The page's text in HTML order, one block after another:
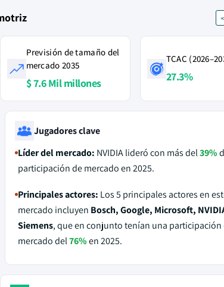
Previsión de tamaño del
mercado 2035
$ 7.6 Mil millones
TCAC
27.3%
Jugadores clave
Líder del mercado: NVIDIA lideró con más del39%
participación de mercado en 2025.
Principales actores: Los 5 principales actores en
mercado incluyen Bosch, Google, Microsoft,
Siemens, que en conjunto tenían una participación
mercado del76%en 2025.